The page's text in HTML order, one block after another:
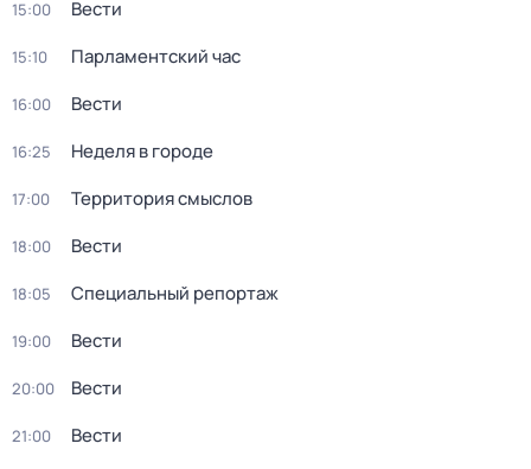
15:00 Вести
15:10 Парламентский час
16:00 Вести
16:25 Неделя в городе
17:00 Территория смыслов
18:00 Вести
18:05 Специальный репортаж
19:00 Вести
20:00 Вести
21:00 Вести